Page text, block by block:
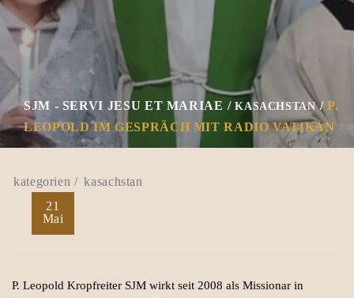
SJM - SERVI JESU ET MARIAE KASACHSTAN
P.
LEOPOLD IM GESPRÄCH MIT RADIO VATIKAN
kasachstan
21
Mai
P. Leopold Kropfreiter SJM wirkt seit 2008 als Missionar in